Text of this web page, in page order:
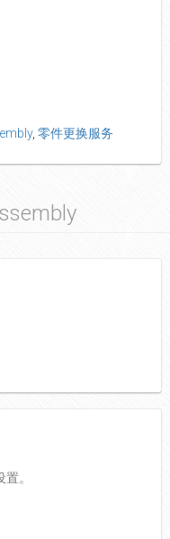
, 零件更换服务
。